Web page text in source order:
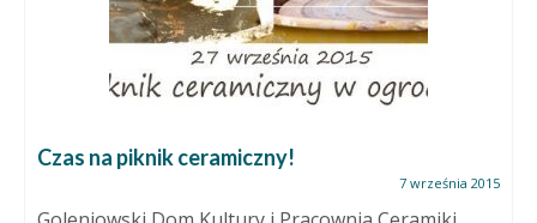
Czas na piknik ceramiczny!
7 września 2015